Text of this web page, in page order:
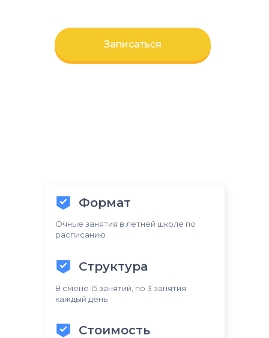
Записаться
Формат
Очные занятия в летней школе по
расписанию
Структура
В смене 15 занятий, по 3 занятия
каждый день
Стоимость